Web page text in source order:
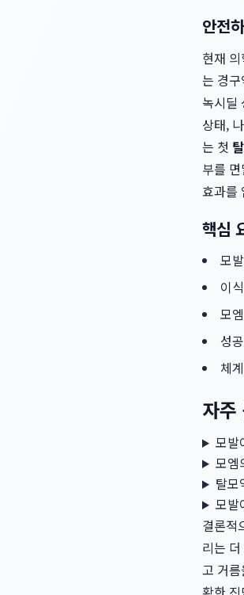
안전
현재
는 경
녹시딜
상태,
는 첫
부를
효과를
핵심
모
이
모
성
체
자주
모발
모엠
탈모
모발
결론적
리는
고 거